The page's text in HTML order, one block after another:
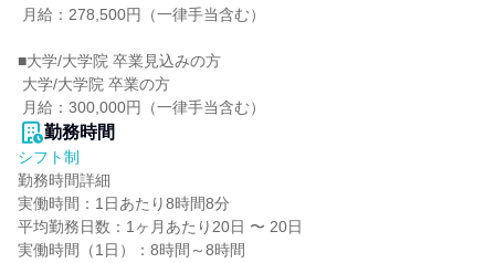
■大学/大学院 卒業見込みの方
月給：300,000円（一律手当含む）
勤務時間
シフト制
勤務時間詳細
実働時間：1日あたり8時間8分
平均勤務日数：1ヶ月あたり20日 〜 20日
実働時間（1日）：8時間～8時間